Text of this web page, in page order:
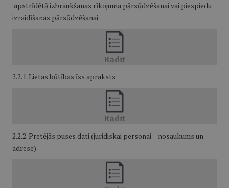
apstrīdētā izbraukšanas rīkojuma pārsūdzēšanai vai piespiedu
izraidīšanas pārsūdzēšanai
2.2.1. Lietas būtības īss apraksts
2.2.2. Pretējās puses dati (juridiskai personai – nosaukums un
adrese)